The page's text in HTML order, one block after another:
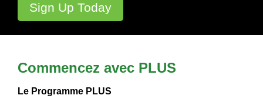
Commencez avec PLUS
Le Programme PLUS